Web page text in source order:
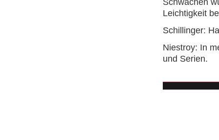
Schwächen
Leichtigkeit
Schillinger:
Niestroy: In
und Serien.